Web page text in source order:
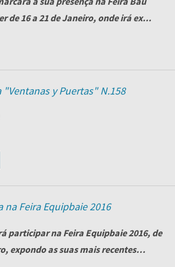
de16 a 21 de Janeiro, onde irá ex...
y Puertas" N.158
na Feira Equipbaie 2016
participar na Feira Equipbaie 2016, de
expondo as suas mais recentes